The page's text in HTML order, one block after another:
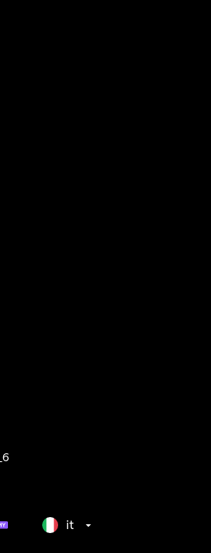
it